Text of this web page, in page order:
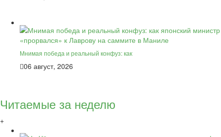
Мнимая победа и реальный конфуз: как
06 август, 2026
Читаемые за неделю
+